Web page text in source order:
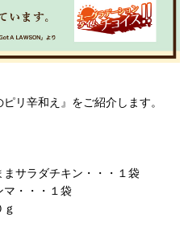
リ辛和え』をご紹介します。
まサラダチキン・・・１袋
マ・・・１袋